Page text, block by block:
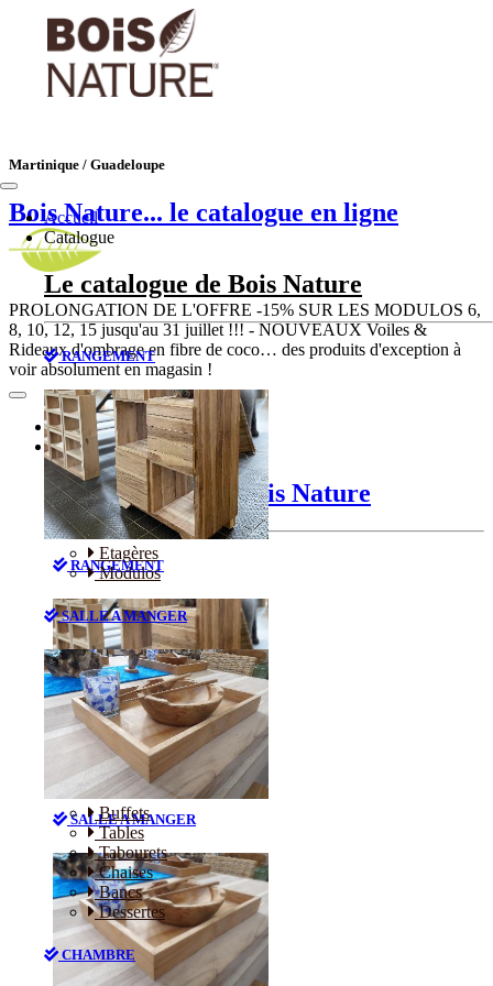
Martinique / Guadeloupe
Bois Nature... le catalogue en ligne
PROLONGATION DE L'OFFRE -15% SUR LES MODULOS 6,
8, 10, 12, 15 jusqu'au 31 juillet !!! - NOUVEAUX Voiles &
Rideaux d'ombrage en fibre de coco… des produits d'exception à
voir absolument en magasin !
Accueil
Catalogue
Le catalogue de Bois Nature
RANGEMENT
Etagères
Modulos
SALLE A MANGER
Buffets
Tables
Tabourets
Chaises
Bancs
Dessertes
CHAMBRE
Accueil
Catalogue
Le catalogue de Bois Nature
RANGEMENT
Etagères
Modulos
SALLE A MANGER